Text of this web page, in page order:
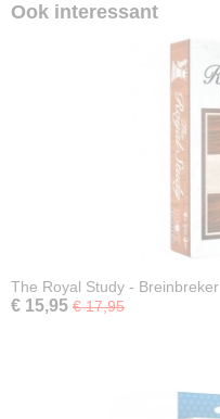
Ook interessant
The Royal Study - Breinbreker
€ 15,95 € 17,95